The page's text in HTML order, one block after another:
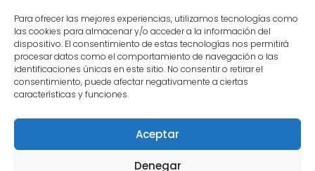
Para ofrecer las mejores experiencias, utilizamos tecnologías como
las cookies para almacenar y/o acceder a la información del
dispositivo. El consentimiento de estas tecnologías nos permitirá
procesar datos como el comportamiento de navegación o las
identificaciones únicas en este sitio. No consentir o retirar el
consentimiento, puede afectar negativamente a ciertas
características y funciones.
Aceptar
Denegar
973 72 71 72
info@hst.cat
© 2024 HST |Aviso Legal|Política de privacidad|Política
de Cookies